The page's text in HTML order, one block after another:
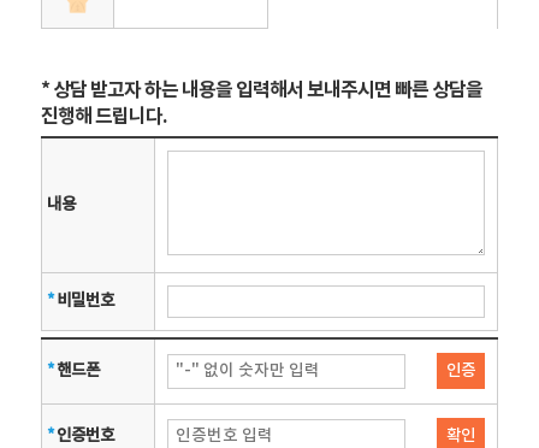
* 상담 받고자 하는 내용을 입력해서 보내주시면 빠른 상담을
진행해 드립니다.
내용
*비밀번호
*핸드폰 인증
*인증번호 확인